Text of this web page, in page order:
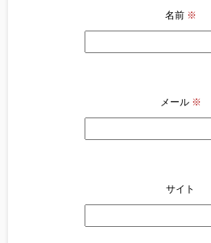
名前 ※
メール ※
サイト